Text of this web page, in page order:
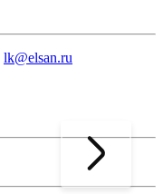
lk@elsan.ru